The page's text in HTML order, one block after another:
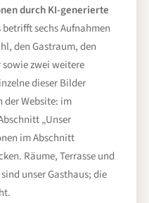
durch KI-generierte
betrifft sechs Aufnahmen
den Gastraum, den
zwei weitere
dieser Bilder
der Website: im
„Unser
im Abschnitt
Räume, Terrasse und
unser Gasthaus; die